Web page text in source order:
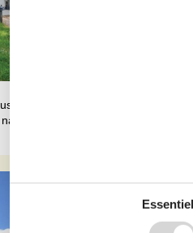
liegt auf dem Land. Hier gibt es
den Anstrengungen des